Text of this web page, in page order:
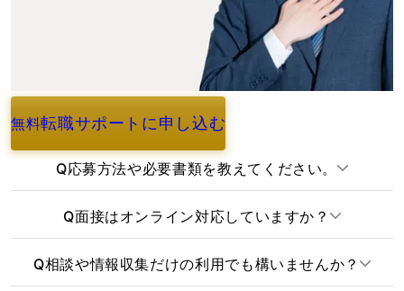
無料転職サポートに申し込む
よくあるご質問
Q応募方法や必要書類を教えてください。
Q面接はオンライン対応していますか？
Q相談や情報収集だけの利用でも構いませんか？